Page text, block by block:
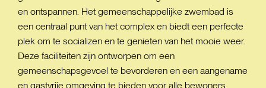
en ontspannen. Het gemeenschappelijke zwembad is
een centraal punt van het complex en biedt een perfecte
plek om te socializen en te genieten van het mooie weer.
Deze faciliteiten zijn ontworpen om een
gemeenschapsgevoel te bevorderen en een aangename
en gastvrije omgeving te bieden voor alle bewoners.